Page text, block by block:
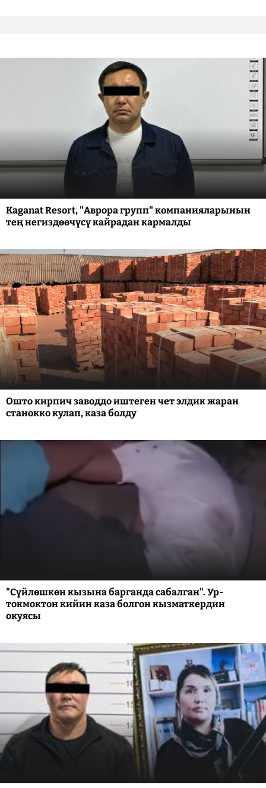
Kaganat Resort, "Аврора групп" компанияларынын
тең негиздөөчүсү кайрадан кармалды
Ошто кирпич заводдо иштеген чет элдик жаран
станокко кулап, каза болду
"Сүйлөшкөн кызына барганда сабалган". Ур-
токмоктон кийин каза болгон кызматкердин
окуясы